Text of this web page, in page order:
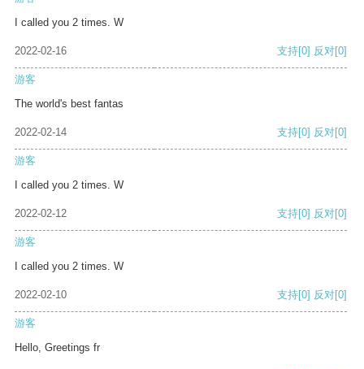
I called you 2 times. W
2022-02-16 支持[0] 反对[0]
游客
The world's best fantas
2022-02-14 支持[0] 反对[0]
游客
I called you 2 times. W
2022-02-12 支持[0] 反对[0]
游客
I called you 2 times. W
2022-02-10 支持[0] 反对[0]
游客
Hello, Greetings fr